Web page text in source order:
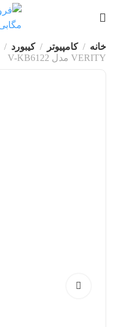
خانه کامپیوتر کیبورد
VERITY مدل V-KB6122